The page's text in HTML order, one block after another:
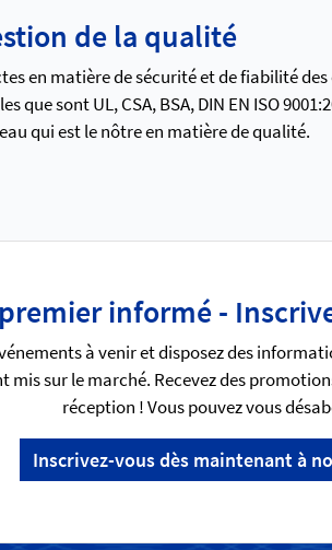
de la qualité
en matière de sécurité et de fiabilité
que sont UL, CSA, BSA, DIN EN ISO
qui est le nôtre en matière de qualité.
informé -
à venir et disposez des
mis sur le marché. Recevez des
réception ! Vous pouvez vous
Inscrivez-vous dès maintenant à